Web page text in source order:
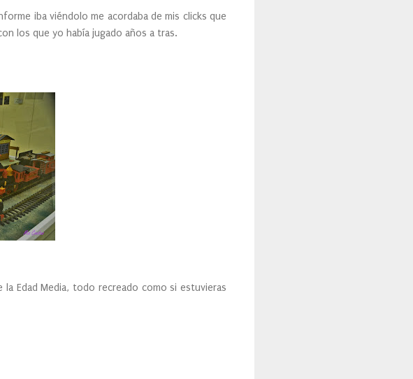
iba viéndolo me acordaba de mis clicks que
los que yo había jugado años a tras.
Edad Media, todo recreado como si estuvieras